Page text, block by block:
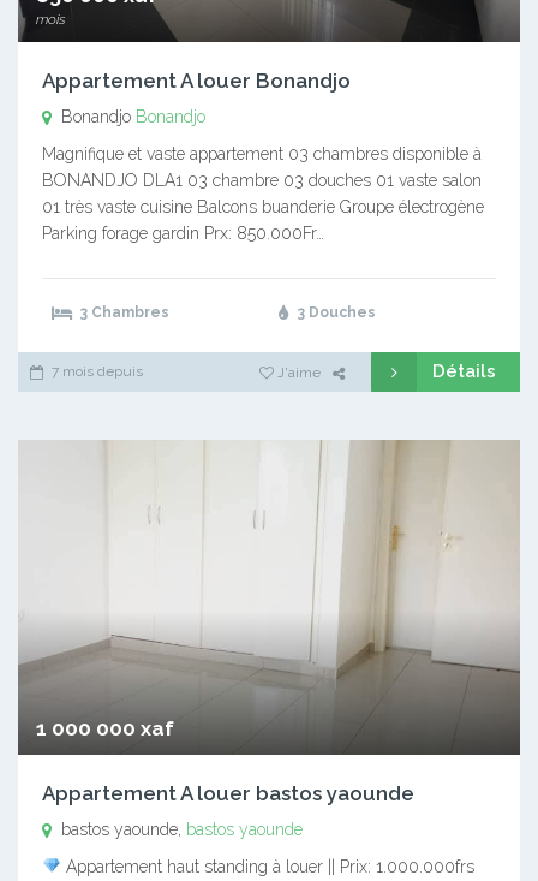
mois
Appartement A louer Bonandjo
Bonandjo Bonandjo
Magnifique et vaste appartement 03 chambres disponible à
BONANDJO DLA1 03 chambre 03 douches 01 vaste salon
01 très vaste cuisine Balcons buanderie Groupe électrogène
Parking forage gardin Prx: 850.000Fr…
3 Chambres 3 Douches
7 mois depuis J'aime Détails
1 000 000 xaf
Appartement A louer bastos yaounde
bastos yaounde, bastos yaounde
Appartement haut standing à louer || Prix: 1.000.000frs